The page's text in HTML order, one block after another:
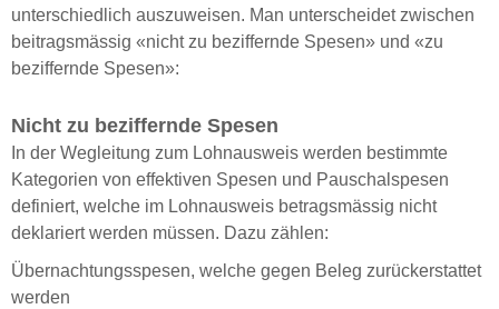
unterschiedlich auszuweisen. Man unterscheidet zwischen
beitragsmässig «nicht zu beziffernde Spesen» und «zu
beziffernde Spesen»:
Nicht zu beziffernde Spesen
In der Wegleitung zum Lohnausweis werden bestimmte
Kategorien von effektiven Spesen und Pauschalspesen
definiert, welche im Lohnausweis betragsmässig nicht
deklariert werden müssen. Dazu zählen:
Übernachtungsspesen, welche gegen Beleg zurückerstattet
werden